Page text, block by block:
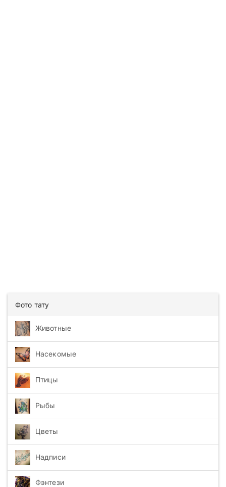
Фото тату
Животные
Насекомые
Птицы
Рыбы
Цветы
Надписи
Фэнтези